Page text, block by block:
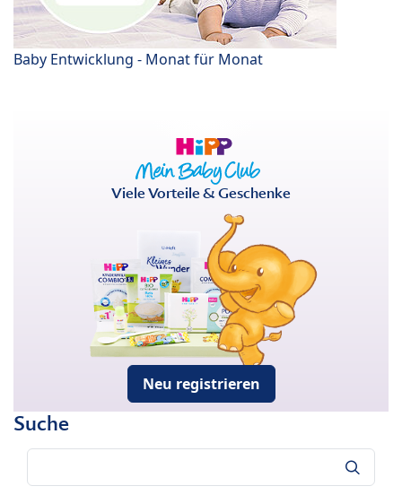
Baby Entwicklung - Monat für Monat
Viele Vorteile & Geschenke
Neu registrieren
Suche